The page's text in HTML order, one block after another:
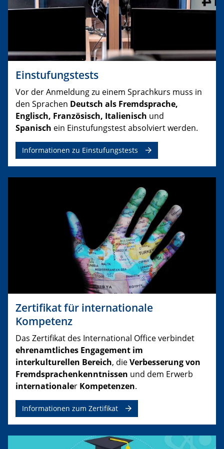
Einstufungstests
Vor der Anmeldung zu einem Sprachkurs muss in
den Sprachen Deutsch als Fremdsprache,
Englisch, Französisch, Italienisch und
Spanisch ein Einstufungstest absolviert werden.
Informationen zu Einstufungstests
Zertifikat für internationale
Kompetenz
Das Zertifikat des International Office verbindet
ehrenamtliches Engagement im
interkulturellen Bereich, dieVerbesserung von
Fremdsprachenkenntnissen und dem Erwerb
internationaler Kompetenzen.
Informationen zum Zertifikat